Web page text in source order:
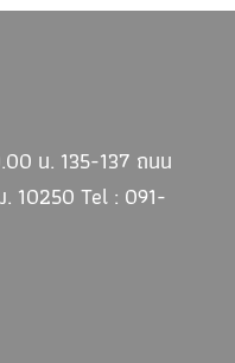
น. 135-137 ถนน
10250 Tel : 091-